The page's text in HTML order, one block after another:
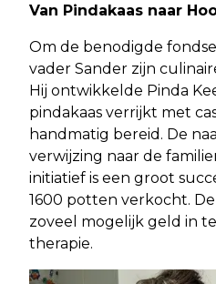
Van Pindakaas naar
Om de benodigde
vader Sander zijn
Hij ontwikkelde Pinda
pindakaas verrijkt met
handmatig bereid. De
verwijzing naar de
initiatief is een groot
1600 potten verkocht.
zoveel mogelijk geld in
therapie.